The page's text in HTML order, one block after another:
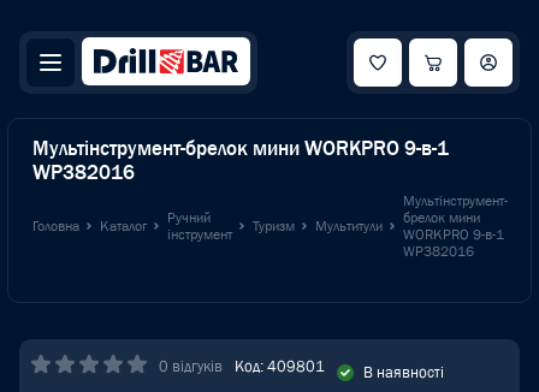
Мультінструмент-брелок мини WORKPRO 9-в-1
WP382016
Головна Каталог
Ручний
інструмент
Туризм Мультитули
Мультінструмент-
брелок мини
WORKPRO 9-в-1
WP382016
0 відгуків Код: 409801 В наявності